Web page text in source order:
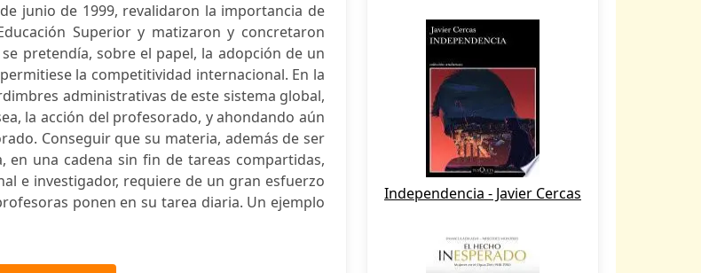
junio de 1999, revalidaron la importancia de
Superior y matizaron y concretaron
pretendía, sobre el papel, la adopción de un
la competitividad internacional. En la
administrativas de este sistema global,
la acción del profesorado, y ahondando aún
Conseguir que su materia, además de ser
en una cadena sin fin de tareas compartidas,
e investigador, requiere de un gran esfuerzo
ponen en su tarea diaria. Un ejemplo
Independencia - Javier Cercas